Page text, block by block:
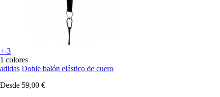
+-3
1 colores
adidas Doble balón elástico de cuero
Desde 59,00 €